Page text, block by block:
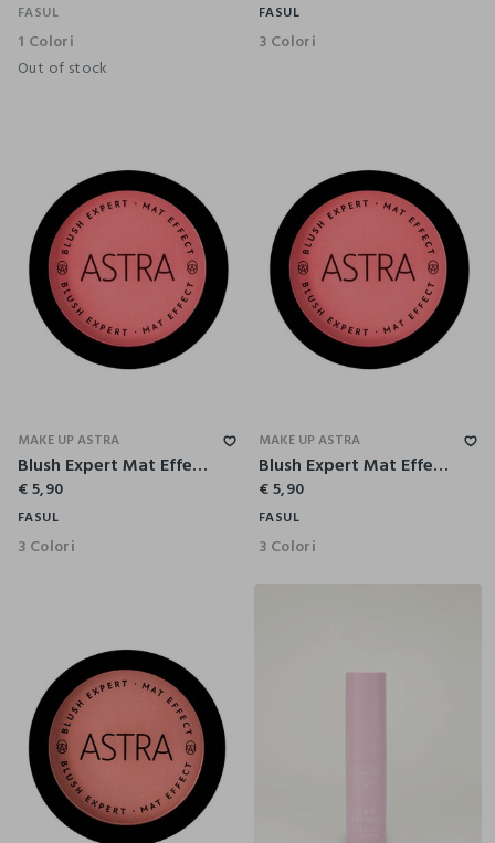
FASUL
1 Colori
Out of stock
FASUL
3 Colori
MAKE UP ASTRA
Blush Expert Mat Effect - Astra Make-Up
€ 5,90
FASUL
3 Colori
MAKE UP ASTRA
Blush Expert Mat Effect - Astra Make-Up
€ 5,90
FASUL
3 Colori